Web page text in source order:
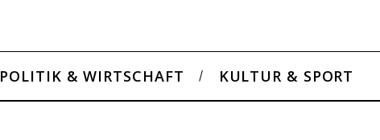
POLITIK & WIRTSCHAFT KULTUR & SPORT